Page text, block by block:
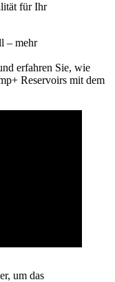
für Ihr
– mehr
erfahren Sie, wie
Reservoirs mit dem
um das